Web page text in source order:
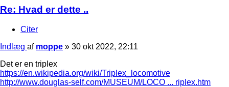
Re: Hvad er dette ..
Citer
Indlæg af moppe » 30 okt 2022, 22:11
Det er en triplex
https://en.wikipedia.org/wiki/Triplex_locomotive
http://www.douglas-self.com/MUSEUM/LOCO ... riplex.htm